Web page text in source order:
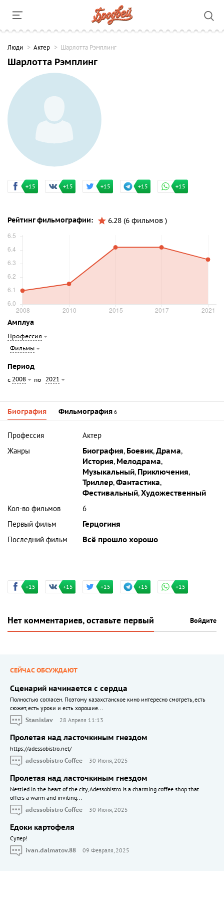
Люди Актер Шарлотта Рэмплинг
Шарлотта Рэмплинг
+15 +15 +15 +15 +15
Рейтинг фильмографии: 6.28 (6 фильмов )
Амплуа
Профессия
Фильмы
Период
с 2008 по 2021
Биография Фильмография 6
Профессия
Актер
Жанры
Биография, Боевик,Драма,
История, Мелодрама,
Музыкальный, Приключения,
Триллер,Фантастика,
Фестивальный,Художественный
Кол-во фильмов
6
Первый фильм
Герцогиня
Последний фильм
Всё прошло хорошо
+15 +15 +15 +15 +15
Нет комментариев, оставьте первый Войдите
СЕЙЧАС ОБСУЖДАЮТ
Сценарий начинается с сердца
Полностью согласен. Поэтому казахстанское кино интересно смотреть, есть
сюжет, есть уроки и есть хорошие...
Stanislav
28 Апреля 11:13
Пролетая над ласточкиным гнездом
https://adessobistro.net/
adessobistro Coffee
30 Июня, 2025
Пролетая над ласточкиным гнездом
Nestled in the heart of the city, Adessobistro is a charming coffee shop that
offers a warm and inviting...
adessobistro Coffee
30 Июня, 2025
Едоки картофеля
Cупер!
ivan.dalmatov.88
09 Февраля, 2025